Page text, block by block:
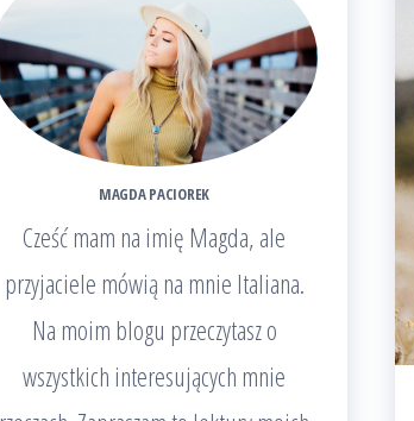
MAGDA PACIOREK
Cześć mam na imię Magda, ale
przyjaciele mówią na mnie Italiana.
Na moim blogu przeczytasz o
wszystkich interesujących mnie